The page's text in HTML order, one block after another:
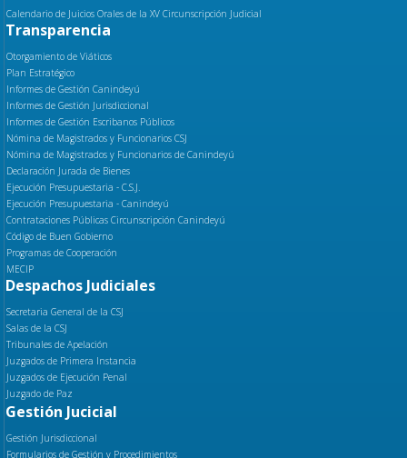
Calendario de Juicios Orales de la XV Circunscripción Judicial
Transparencia
Otorgamiento de Viáticos
Plan Estratégico
Informes de Gestión Canindeyú
Informes de Gestión Jurisdiccional
Informes de Gestión Escribanos Públicos
Nómina de Magistrados y Funcionarios CSJ
Nómina de Magistrados y Funcionarios de Canindeyú
Declaración Jurada de Bienes
Ejecución Presupuestaria - C.S.J.
Ejecución Presupuestaria - Canindeyú
Contrataciones Públicas Circunscripción Canindeyú
Código de Buen Gobierno
Programas de Cooperación
MECIP
Despachos Judiciales
Secretaria General de la CSJ
Salas de la CSJ
Tribunales de Apelación
Juzgados de Primera Instancia
Juzgados de Ejecución Penal
Juzgado de Paz
Gestión Jucicial
Gestión Jurisdiccional
Formularios de Gestión y Procedimientos